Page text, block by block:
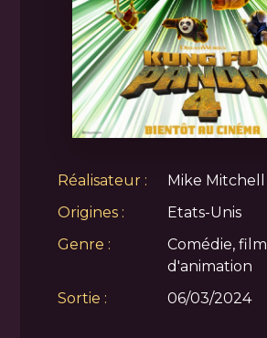
Réalisateur :
Mike Mitchell
Origines :
Etats-Unis
Genre :
Comédie, film
d'animation
Sortie :
06/03/2024